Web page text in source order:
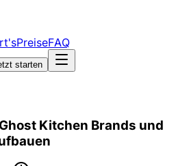
PreiseFAQ
starten
Kitchen Brands und